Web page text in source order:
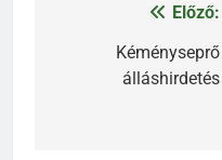
Bejegyzés
navigáció
Előző:
Kéményseprő
álláshirdetés